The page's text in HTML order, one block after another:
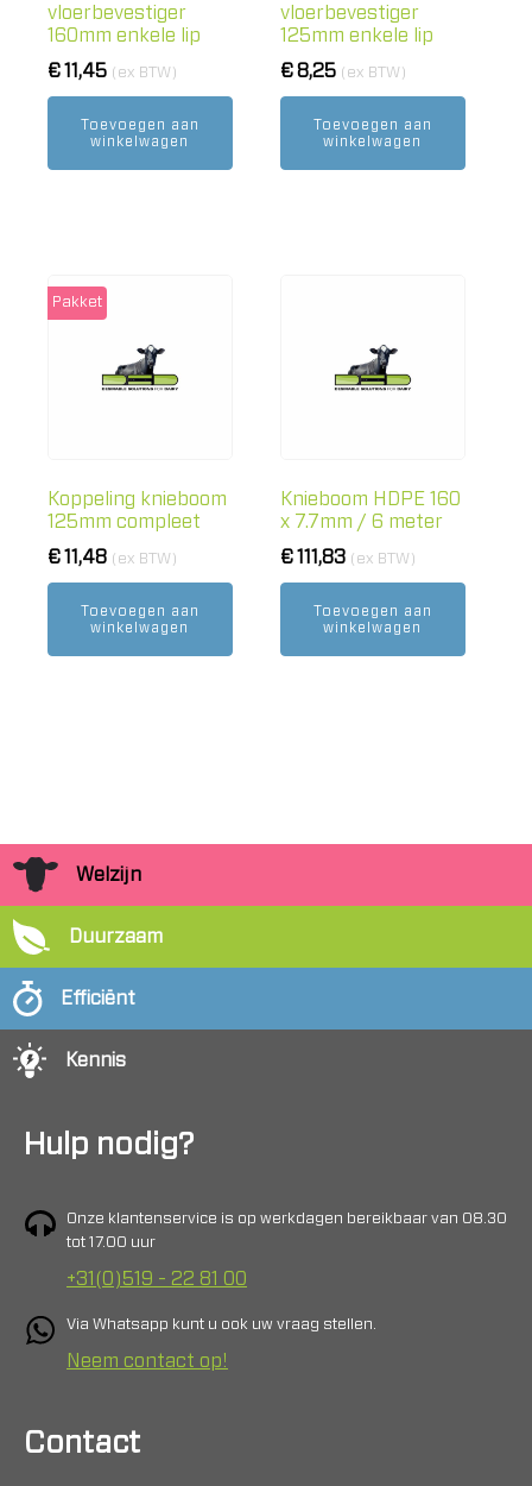
vloerbevestiger
160mm enkele lip
€11,45 (ex BTW)
Toevoegen aan
winkelwagen
vloerbevestiger
125mm enkele lip
€8,25 (ex BTW)
Toevoegen aan
winkelwagen
Koppeling knieboom
125mm compleet
Pakket
€11,48 (ex BTW)
Toevoegen aan
winkelwagen
Knieboom HDPE 160
x 7.7mm / 6 meter
€111,83 (ex BTW)
Toevoegen aan
winkelwagen
Welzijn
Duurzaam
Efficiënt
Kennis
Hulp nodig?
Onze klantenservice is op werkdagen bereikbaar van 08.30
tot 17.00 uur
+31(0)519 - 22 81 00
Via Whatsapp kunt u ook uw vraag stellen.
Neem contact op!
Contact